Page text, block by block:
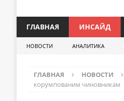
ГЛАВНАЯ ИНСАЙД
НОВОСТИ АНАЛИТИКА
ГЛАВНАЯ НОВОСТИ
корумпованим чиновникам